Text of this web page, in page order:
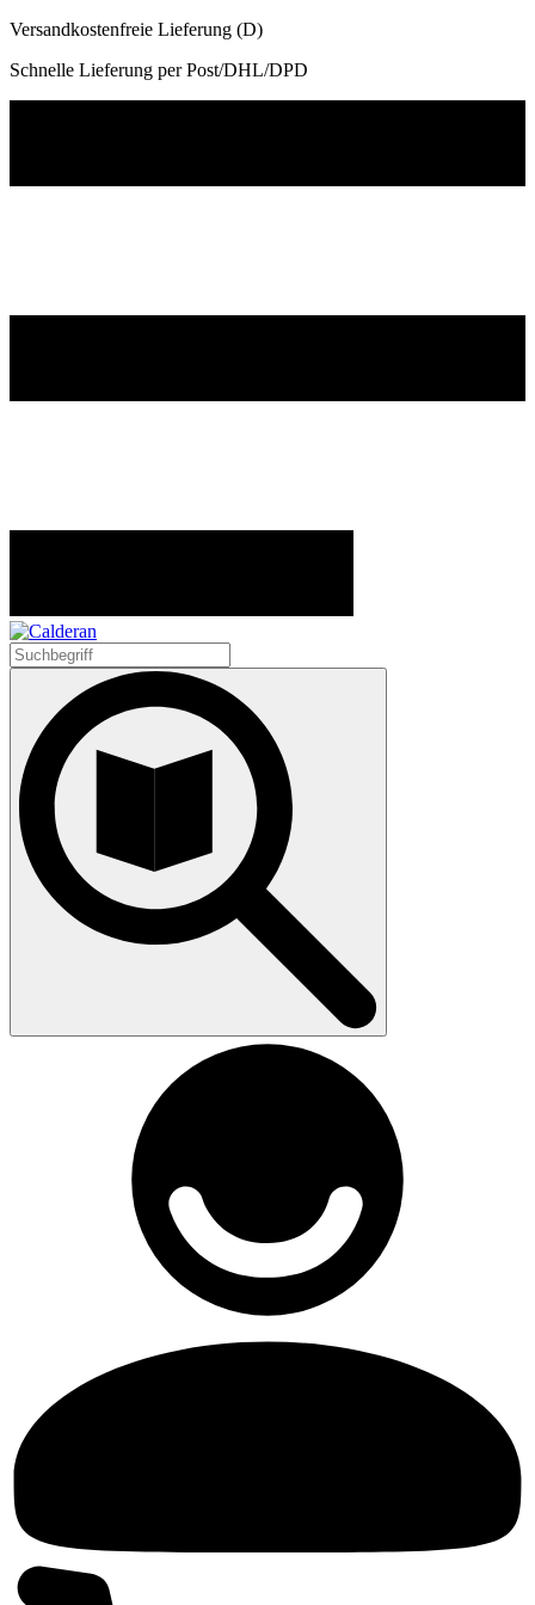
Versandkostenfreie Lieferung (D)
Schnelle Lieferung per Post/DHL/DPD
Search
for: